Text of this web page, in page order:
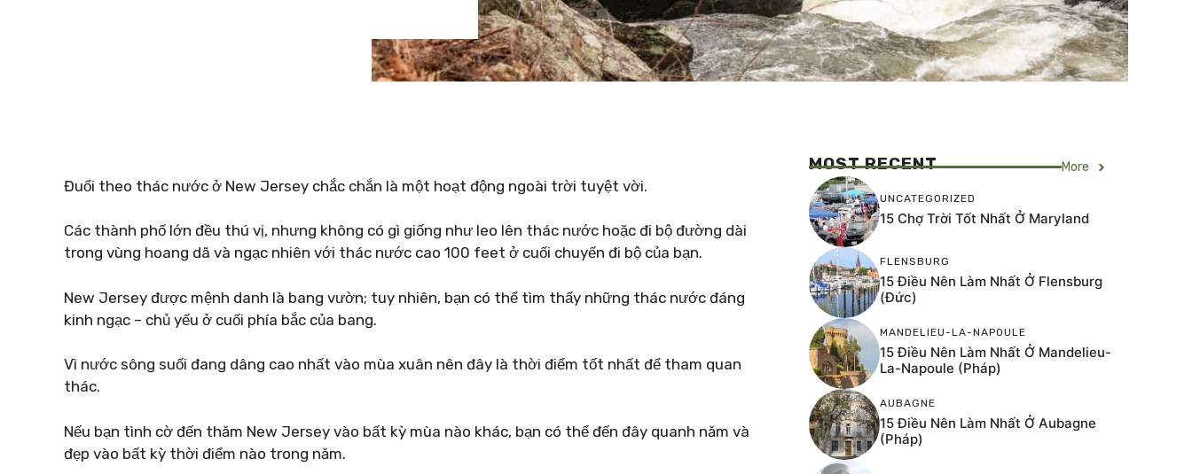
Đuổi theo thác nước ở New Jersey chắc chắn là một hoạt động ngoài trời tuyệt vời.
Các thành phố lớn đều thú vị, nhưng không có gì giống như leo lên thác nước hoặc đi bộ đường dài
trong vùng hoang dã và ngạc nhiên với thác nước cao 100 feet ở cuối chuyến đi bộ của bạn.
New Jersey được mệnh danh là bang vườn; tuy nhiên, bạn có thể tìm thấy những thác nước đáng
kinh ngạc – chủ yếu ở cuối phía bắc của bang.
Vì nước sông suối đang dâng cao nhất vào mùa xuân nên đây là thời điểm tốt nhất để tham quan
thác.
Nếu bạn tình cờ đến thăm New Jersey vào bất kỳ mùa nào khác, bạn có thể đến đây quanh năm và
đẹp vào bất kỳ thời điểm nào trong năm.
MOST RECENT More
UNCATEGORIZED
15 Chợ Trời Tốt Nhất Ở Maryland
FLENSBURG
15 Điều Nên Làm Nhất Ở Flensburg
(Đức)
MANDELIEU-LA-NAPOULE
15 Điều Nên Làm Nhất Ở Mandelieu-
La-Napoule (Pháp)
AUBAGNE
15 Điều Nên Làm Nhất Ở Aubagne
(Pháp)